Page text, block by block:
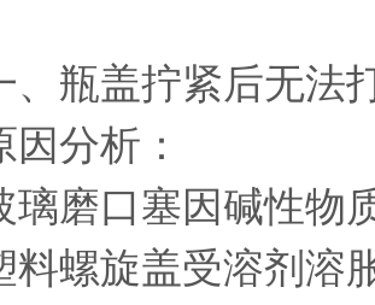
瓶盖拧紧后无法
分析：
口塞因碱性物质
旋盖受溶剂溶